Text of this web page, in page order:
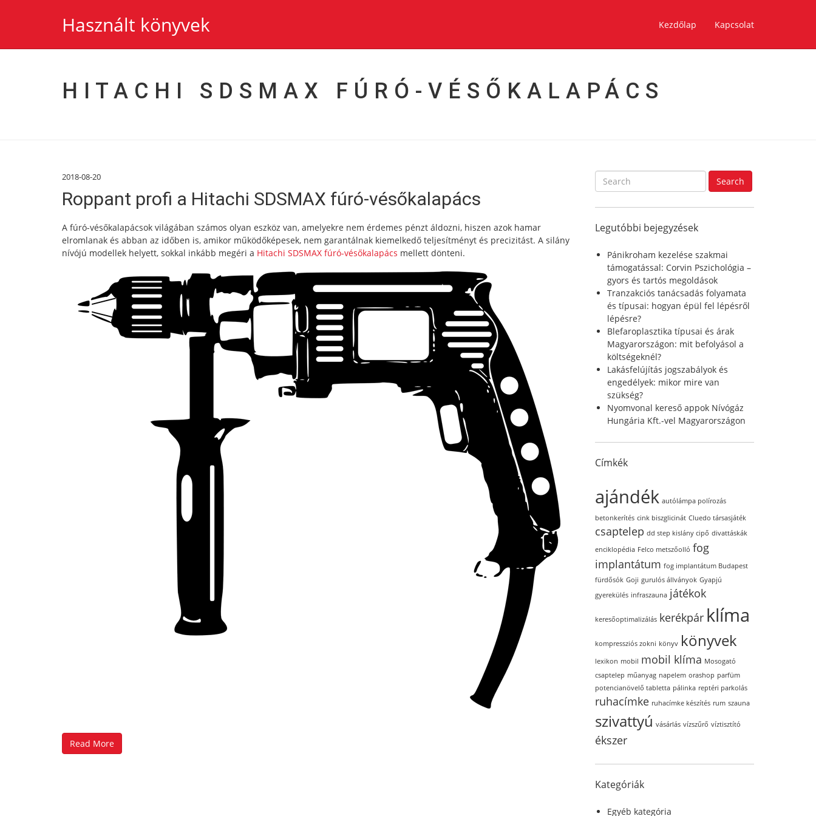
Használt könyvek Kezdőlap Kapcsolat
HITACHI SDSMAX FÚRÓ-VÉSŐKALAPÁCS
2018-08-20
Roppant profi a Hitachi SDSMAX fúró-vésőkalapács
A fúró-vésőkalapácsok világában számos olyan eszköz van, amelyekre nem érdemes pénzt áldozni, hiszen azok hamar
elromlanak és abban az időben is, amikor működőképesek, nem garantálnak kiemelkedő teljesítményt és precizitást. A silány
nívójú modellek helyett, sokkal inkább megéri a Hitachi SDSMAX fúró-vésőkalapács mellett dönteni.
Read More
S
e
c
f
Search
Legutóbbi bejegyzések
Pánikroham kezelése szakmai
támogatással: Corvin Pszichológia –
gyors és tartós megoldások
Tranzakciós tanácsadás folyamata
és típusai: hogyan épül fel lépésről
lépésre?
Blefaroplasztika típusai és árak
Magyarországon: mit befolyásol a
költségeknél?
Lakásfelújítás jogszabályok és
engedélyek: mikor mire van
szükség?
Nyomvonal kereső appok Nívógáz
Hungária Kft.-vel Magyarországon
Címkék
ajándék autólámpa polírozás
betonkerítés cink biszglicinát Cluedo társasjáték
csaptelep dd step kislány cipő divattáskák
enciklopédia Felco metszőolló fog
implantátum fog implantátum Budapest
fürdősók Goji gurulós állványok Gyapjú
gyerekülés infraszauna játékok
keresőoptimalizálás kerékpár klíma
kompressziós zokni könyv könyvek
lexikon mobil mobil klíma Mosogató
csaptelep műanyag napelem orashop parfüm
potencianövelő tabletta pálinka reptéri parkolás
ruhacímke ruhacímke készítés rum szauna
szivattyú vásárlás vízszűrő víztisztító
ékszer
Kategóriák
Egyéb kategória